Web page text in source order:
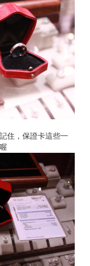
住，保證卡這些一